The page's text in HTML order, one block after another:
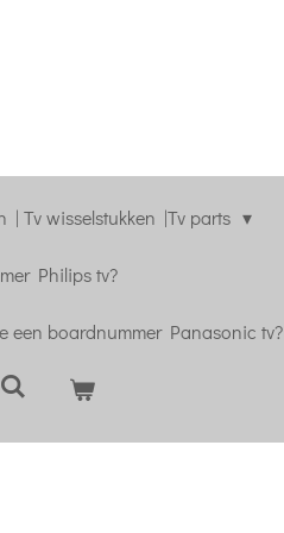
| Tv wisselstukken |Tv parts
Philips tv?
een boardnummer Panasonic tv?